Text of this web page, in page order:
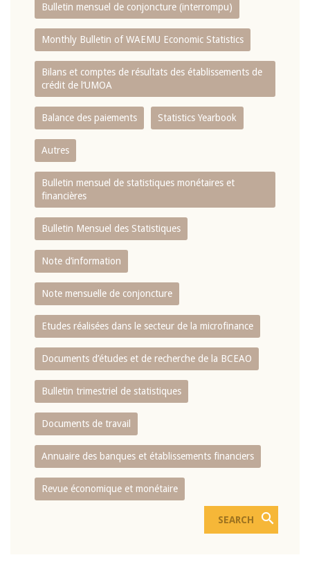
Bulletin mensuel de conjoncture (interrompu)
Monthly Bulletin of WAEMU Economic Statistics
Bilans et comptes de résultats des établissements de
crédit de l‘UMOA
Balance des paiements Statistics Yearbook
Autres
Bulletin mensuel de statistiques monétaires et
financières
Bulletin Mensuel des Statistiques
Note d’information
Note mensuelle de conjoncture
Etudes réalisées dans le secteur de la microfinance
Documents d’études et de recherche de la BCEAO
Bulletin trimestriel de statistiques
Documents de travail
Annuaire des banques et établissements financiers
Revue économique et monétaire